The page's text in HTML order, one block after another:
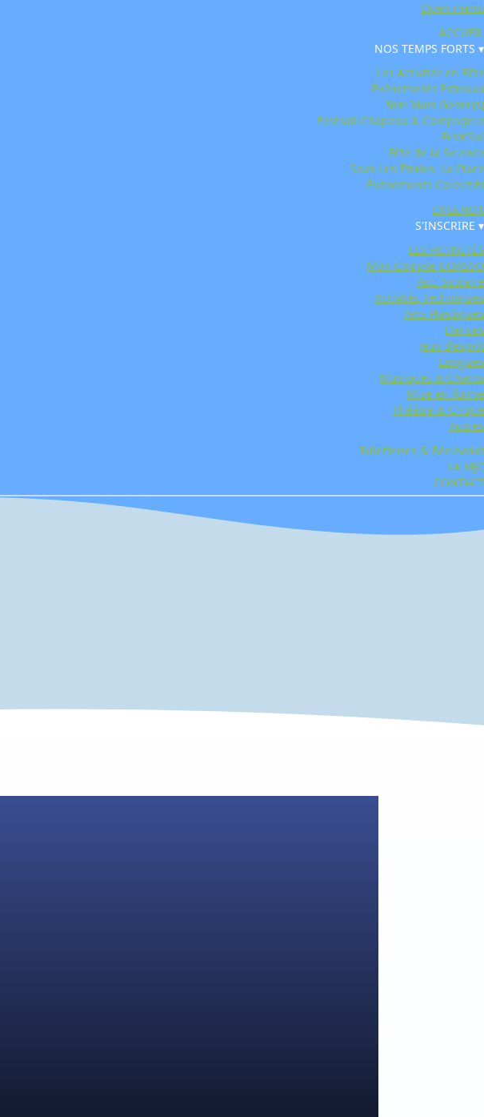
Open menu
ACCUEIL
NOS TEMPS FORTS ▾
Les Activités en Fête
Évènements Estivaux
Non Mais Genre(s)
Festival Chapeau & Compagnie
Festi'Sol
Fête de la Science
Sous Les Étoiles, La Place
Évènements Collectifs
L'AGENDA
S'INSCRIRE ▾
LES ACTIVITÉS
Mon Compte GOASSO
Acc. Scolaire
Activités Techniques
Arts Plastiques
Danses
Jeux d'esprit
Langues
Musiques & Chants
Mise en forme
Théâtre & Cirque
Autres
Billetteries & Bénévolat
LA MJC
CONTACT